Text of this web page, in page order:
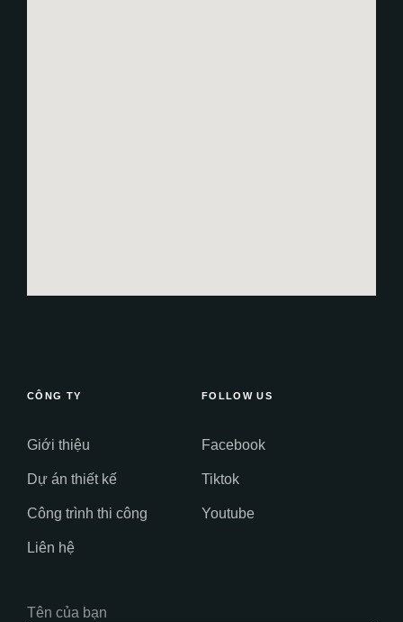
CÔNG TY
Giới thiệu
Dự án thiết kế
Công trình thi công
Liên hệ
FOLLOW US
Facebook
Tiktok
Youtube
Tên của bạn